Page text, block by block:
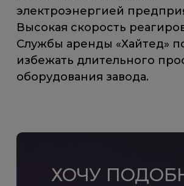
электроэнергией
Высокая скорость
Службы аренды «Хайтед»
избежать длительного
оборудования завода.
ХОЧУ